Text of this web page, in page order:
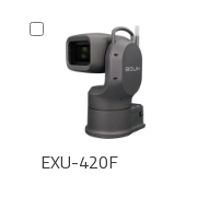
EXU-420F